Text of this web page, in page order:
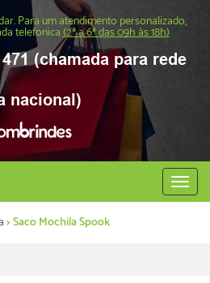
Para um atendimento personalizado,
telefonica(2ª a 6ª das 09h às 18h)
(chamada para rede
nacional)
Abrir
menu
> Saco Mochila Spook